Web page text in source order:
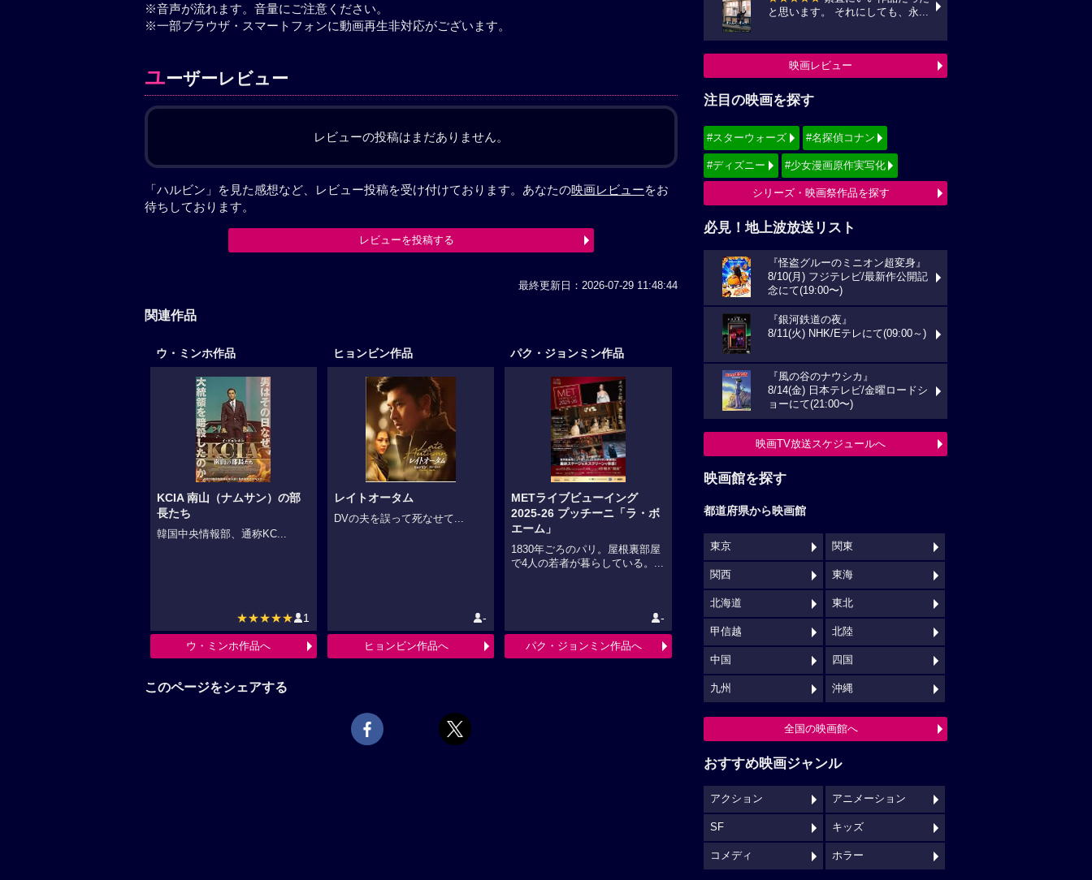
※音声が流れます。音量にご注意ください。
※一部ブラウザ・スマートフォンに動画再生非対応がございます。
ユーザーレビュー
レビューの投稿はまだありません。
「ハルビン」を見た感想など、レビュー投稿を受け付けております。あなたの映画レビューをお
待ちしております。
レビューを投稿する
最終更新日：2026-07-29 11:48:44
関連作品
ウ・ミンホ作品
KCIA 南山（ナムサン）の部
長たち
韓国中央情報部、通称KC...
★★★★★ 1
ウ・ミンホ作品へ
ヒョンビン作品
レイトオータム
DVの夫を誤って死なせて...
-
ヒョンビン作品へ
パク・ジョンミン作品
METライブビューイング
2025-26 プッチーニ「ラ・ボ
エーム」
1830年ごろのパリ。屋根裏部屋
で4人の若者が暮らしている。...
-
パク・ジョンミン作品へ
このページをシェアする
と思います。 それにしても、永...
映画レビュー
注目の映画を探す
#スターウォーズ #名探偵コナン
#ディズニー #少女漫画原作実写化
シリーズ・映画祭作品を探す
必見！地上波放送リスト
『怪盗グルーのミニオン超変身』
8/10(月) フジテレビ/最新作公開記
念にて(19:00〜)
『銀河鉄道の夜』
8/11(火) NHK/Eテレにて(09:00～)
『風の谷のナウシカ』
8/14(金) 日本テレビ/金曜ロードシ
ョーにて(21:00〜)
映画TV放送スケジュールへ
映画館を探す
都道府県から映画館
東京 関東
関西 東海
北海道 東北
甲信越 北陸
中国 四国
九州 沖縄
全国の映画館へ
おすすめ映画ジャンル
アクション アニメーション
SF キッズ
コメディ ホラー